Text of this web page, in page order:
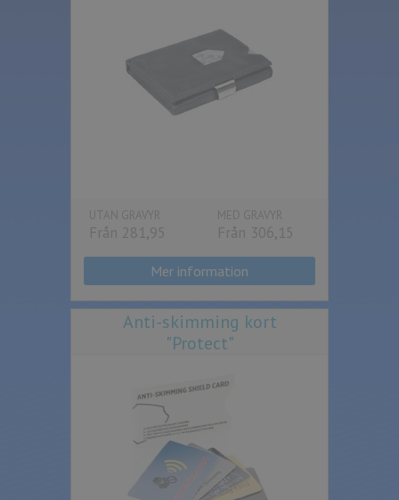
UTAN GRAVYR
Från 281,95
MED GRAVYR
Från 306,15
Mer information
Anti-skimming kort
"Protect"